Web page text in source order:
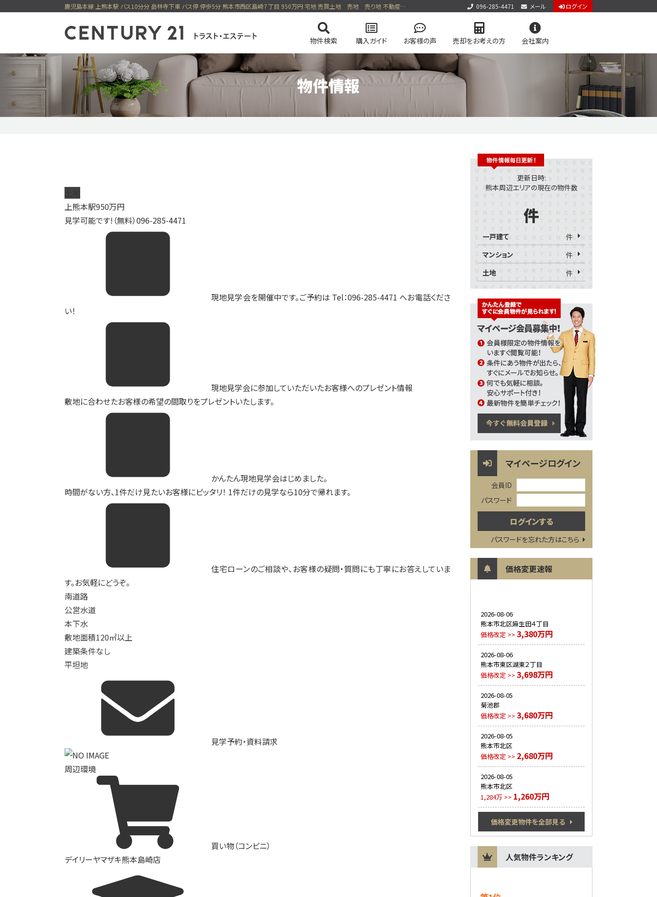
鹿児島本線 上熊本駅 バス10分分 岳林寺下車 バス停 停歩5分 熊本市西区島崎７丁目 950万円 宅地 売買土地 売地 売り地 不動産情報 センチュリー21 トラスト・エステート 096-285-4471 メール ログイン
物件検索 購入ガイド お客様の声 売却をお考えの方 会社案内
センチュリー21
アクセス
個人情報保護方針
サイトマップ
物件情報
上熊本駅950万円
見学可能です!（無料）096-285-4471
現地見学会を開催中です。ご予約は Tel：096-285-4471 へお電話くださ
い！
現地見学会に参加していただいたお客様へのプレゼント情報
敷地に合わせたお客様の希望の間取りをプレゼントいたします。
かんたん現地見学会はじめました。
時間がない方、1件だけ見たいお客様にピッタリ！ 1件だけの見学なら10分で帰れます。
住宅ローンのご相談や、お客様の疑問・質問にも丁寧にお答えしていま
す。お気軽にどうぞ。
南道路
公営水道
本下水
敷地面積120㎡以上
建築条件なし
平坦地
見学予約・資料請求
周辺環境
買い物（コンビニ）
デイリーヤマザキ熊本島崎店
更新日時:
熊本周辺エリアの現在の物件数
件
一戸建て
件
マンション
件
土地
件
マイページログイン
会員ID
パスワード
パスワードを忘れた方はこちら
価格変更速報
2026-08-06
熊本市北区麻生田４丁目
価格改定 >> 3,380万円
2026-08-06
熊本市東区湖東２丁目
価格改定 >> 3,698万円
2026-08-05
菊池郡
価格改定 >> 3,680万円
2026-08-05
熊本市北区
価格改定 >> 2,680万円
2026-08-05
熊本市北区
1,284万 >> 1,260万円
価格変更物件を全部見る
人気物件ランキング